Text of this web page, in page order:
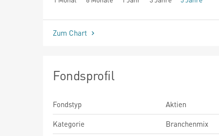
seit Beginn
Zum Chart
Fondsprofil
Fondstyp
Aktien
Kategorie
Branchenmix